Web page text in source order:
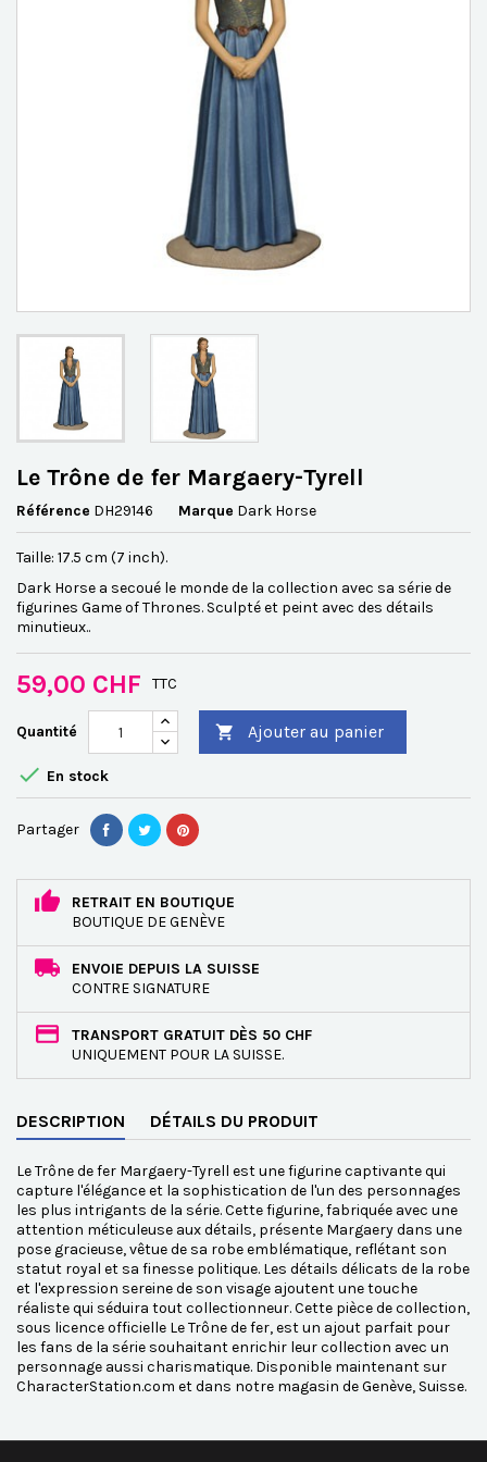
Le Trône de fer Margaery-Tyrell
Référence DH29146 Marque Dark Horse
Taille: 17.5 cm (7 inch).
Dark Horse a secoué le monde de la collection avec sa série de
figurines Game of Thrones. Sculpté et peint avec des détails
minutieux..
59,00 CHF TTC
Quantité  Ajouter au panier
 En stock
Partager
RETRAIT EN BOUTIQUE
BOUTIQUE DE GENÈVE
ENVOIE DEPUIS LA SUISSE
CONTRE SIGNATURE
TRANSPORT GRATUIT DÈS 50 CHF
UNIQUEMENT POUR LA SUISSE.
DESCRIPTION DÉTAILS DU PRODUIT
Le Trône de fer Margaery-Tyrell est une figurine captivante qui
capture l'élégance et la sophistication de l'un des personnages
les plus intrigants de la série. Cette figurine, fabriquée avec une
attention méticuleuse aux détails, présente Margaery dans une
pose gracieuse, vêtue de sa robe emblématique, reflétant son
statut royal et sa finesse politique. Les détails délicats de la robe
et l'expression sereine de son visage ajoutent une touche
réaliste qui séduira tout collectionneur. Cette pièce de collection,
sous licence officielle Le Trône de fer, est un ajout parfait pour
les fans de la série souhaitant enrichir leur collection avec un
personnage aussi charismatique. Disponible maintenant sur
CharacterStation.com et dans notre magasin de Genève, Suisse.